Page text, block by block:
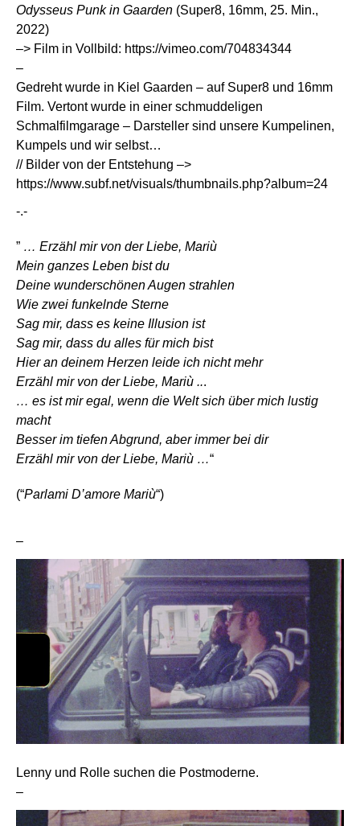
Odysseus Punk in Gaarden (Super8, 16mm, 25. Min.,
2022)
–> Film in Vollbild: https://vimeo.com/704834344
–
Gedreht wurde in Kiel Gaarden – auf Super8 und 16mm
Film. Vertont wurde in einer schmuddeligen
Schmalfilmgarage – Darsteller sind unsere Kumpelinen,
Kumpels und wir selbst…
// Bilder von der Entstehung –>
https://www.subf.net/visuals/thumbnails.php?album=24
-.-
” … Erzähl mir von der Liebe, Mariù
Mein ganzes Leben bist du
Deine wunderschönen Augen strahlen
Wie zwei funkelnde Sterne
Sag mir, dass es keine Illusion ist
Sag mir, dass du alles für mich bist
Hier an deinem Herzen leide ich nicht mehr
Erzähl mir von der Liebe, Mariù ...
… es ist mir egal, wenn die Welt sich über mich lustig
macht
Besser im tiefen Abgrund, aber immer bei dir
Erzähl mir von der Liebe, Mariù …“
(“Parlami D’amore Mariù“)
–
Lenny und Rolle suchen die Postmoderne.
–